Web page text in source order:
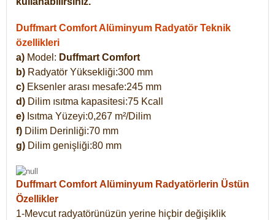
Duffmart Comfort Alüminyum Radyatör Teknik
özellikleri
a) Model: Duffmart Comfort
b) Radyatör Yüksekliği:300 mm
c) Eksenler arası mesafe:245 mm
d) Dilim ısıtma kapasitesi:75 Kcall
e) Isıtma Yüzeyi:0,267 m²/Dilim
f) Dilim Derinliği:70 mm
g) Dilim genişliği:80 mm
Duffmart Comfort Alüminyum Radyatörlerin Üstün
Özellikler
1-Mevcut radyatörünüzün yerine hiçbir değişiklik